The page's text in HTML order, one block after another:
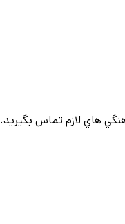
هاي لازم تماس بگيريد.